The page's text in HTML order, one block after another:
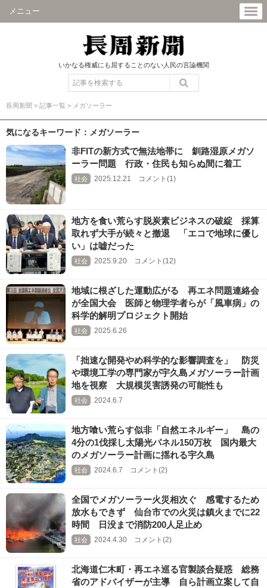
メニュー
いかなる権威にも屈することのない人民の言論機関
長周新聞 > 記事一覧 > メガソーラー
気になるキーワード：メガソーラー
非FITの新方式で無法地帯に 釧路湿原メガソ
ーラー問題 行政・住民も知らぬ間に着工
社会 2025.12.21 コメント(1)
地方を食い荒らす脱炭素ビジネスの破綻 採算
取れず大手が続々と撤退 「エコで地球に優し
い」は嘘だった
社会 2025.9.20 コメント(12)
地域に根ざした運動広がる 再エネ問題連絡会
が全国大会 医師と物理学者らが「風車病」の
科学的解明プロジェクト開始
社会 2025.6.26
「拙速な開発やめ科学的な影響調査を」 防災
や環境工学の専門家が宇久島メガソーラー計画
地を視察 大規模災害誘発の可能性も
社会 2024.6.7
地方喰い荒らす似非「自然エネルギー」 島の
4分の1伐採し太陽光パネル150万枚 国内最大
のメガソーラー計画に揺れる宇久島
社会 2024.6.7 コメント(2)
全国でメガソーラー火災相次ぐ 感電するため
放水もできず 仙台市での火災は鎮火までに22
時間 日没まで消防200人足止め
社会 2024.4.30 コメント(2)
北海道仁木町・再エネ巡る官製談合疑惑 総務
省のアドバイザーが主導 自ら計画立案して自